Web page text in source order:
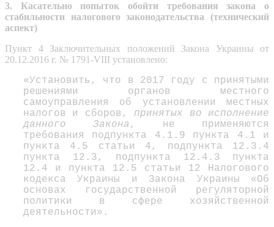
3. Касательно попыток обойти требования закона о
стабильности налогового законодательства (технический
аспект)
Пункт 4 Заключительных положений Закона Украины от
20.12.2016 г. № 1791-VIII установлено:
«Установить, что в 2017 году с принятыми
решениями органов местного
самоуправления об установлении местных
налогов и сборов, принятых во исполнение
данного Закона , не применяются
требования подпункта 4.1.9 пункта 4.1 и
пункта 4.5 статьи 4, подпункта 12.3.4
пункта 12.3, подпункта 12.4.3 пункта
12.4 и пункта 12.5 статьи 12 Налогового
кодекса Украины и Закона Украины «Об
основах государственной регуляторной
политики в сфере хозяйственной
деятельности».